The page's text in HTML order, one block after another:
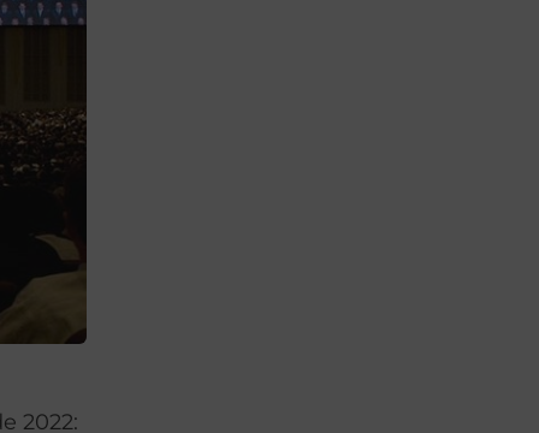
2022: